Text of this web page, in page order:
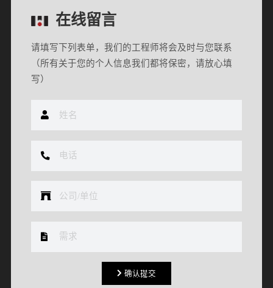
在线留言
请填写下列表单，我们的工程师将会及时与您联系
（所有关于您的个人信息我们都将保密，请放心填
写）
确认提交